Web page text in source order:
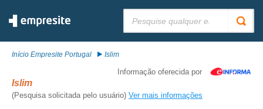
Início Empresite Portugal Islim
Informação oferecida por
Islim
(Pesquisa solicitada pelo usuário) Ver mais informações